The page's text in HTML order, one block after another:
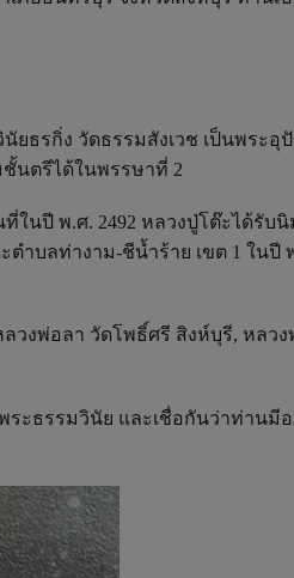
ธรกิ่ง วัดธรรมสังเวช เป็นพระ
นตรีได้ในพรรษาที่ 2
ในปี พ.ศ. 2492 หลวงปู่โต๊ะได้รั
บลท่างาม-ชีน้ำร้าย เขต 1 ในปี
งพ่อลา วัดโพธิ์ศรี สิงห์บุรี, หลว
ะธรรมวินัย และเชื่อกันว่าท่าน